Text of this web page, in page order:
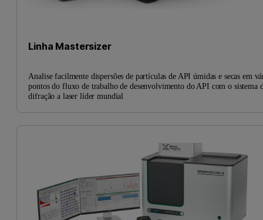
Linha Mastersizer
Analise facilmente dispersões de partículas de API úmidas e secas em
pontos do fluxo de trabalho de desenvolvimento do API com o sistema
difração a laser líder mundial